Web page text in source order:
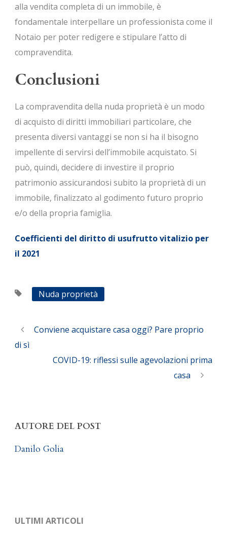
alla vendita completa di un immobile, è
fondamentale interpellare un professionista come il
Notaio per poter redigere e stipulare l’atto di
compravendita.
Conclusioni
La compravendita della nuda proprietà è un modo
di acquisto di diritti immobiliari particolare, che
presenta diversi vantaggi se non si ha il bisogno
impellente di servirsi dell’immobile acquistato. Si
può, quindi, decidere di investire il proprio
patrimonio assicurandosi subito la proprietà di un
immobile, finalizzato al godimento futuro proprio
e/o della propria famiglia.
Coefficienti del diritto di usufrutto vitalizio per
il 2021
Nuda proprietà
Conviene acquistare casa oggi? Pare proprio
di sì
COVID-19: riflessi sulle agevolazioni prima
casa
AUTORE DEL POST
Danilo Golia
ULTIMI ARTICOLI